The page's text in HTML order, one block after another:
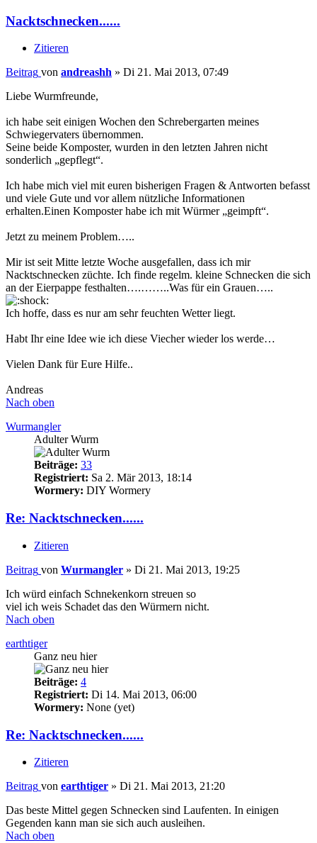
Nacktschnecken......
Zitieren
Beitrag von andreashh » Di 21. Mai 2013, 07:49
Liebe Wurmfreunde,
ich habe seit einigen Wochen den Schrebergarten meines
Schwiegervaters übernommen.
Seine beide Komposter, wurden in den letzten Jahren nicht
sonderlich „gepflegt“.
Ich habe mich viel mit euren bisherigen Fragen & Antworten befasst
und viele Gute und vor allem nützliche Informationen
erhalten.Einen Komposter habe ich mit Würmer „geimpft“.
Jetzt zu meinem Problem…..
Mir ist seit Mitte letzte Woche ausgefallen, dass ich mir
Nacktschnecken züchte. Ich finde regelm. kleine Schnecken die sich
an der Eierpappe festhalten….……..Was für ein Grauen…..
Ich hoffe, dass es nur am sehr feuchten Wetter liegt.
Habt Ihr eine Idee wie ich diese Viecher wieder los werde…
Vielen Dank für Eure Hilfe..
Andreas
Nach oben
Wurmangler
Adulter Wurm
Beiträge: 33
Registriert: Sa 2. Mär 2013, 18:14
Wormery: DIY Wormery
Re: Nacktschnecken......
Zitieren
Beitrag von Wurmangler » Di 21. Mai 2013, 19:25
Ich würd einfach Schnekenkorn streuen so
viel ich weis Schadet das den Würmern nicht.
Nach oben
earthtiger
Ganz neu hier
Beiträge: 4
Registriert: Di 14. Mai 2013, 06:00
Wormery: None (yet)
Re: Nacktschnecken......
Zitieren
Beitrag von earthtiger » Di 21. Mai 2013, 21:20
Das beste Mittel gegen Schnecken sind Laufenten. In einigen
Gegenden kann man sie sich auch ausleihen.
Nach oben